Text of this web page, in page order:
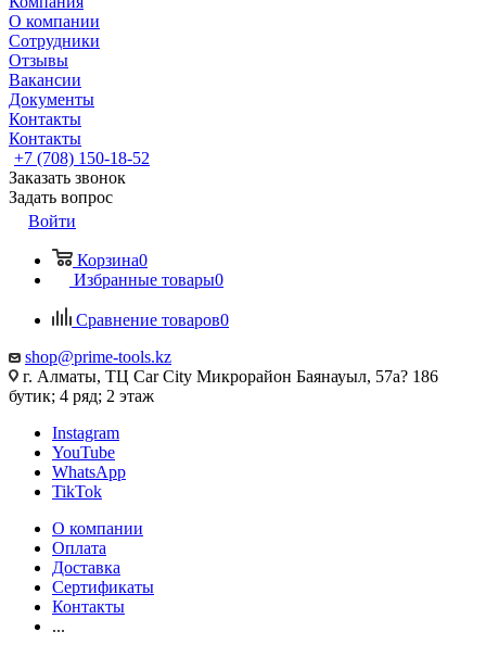
О компании
Сотрудники
Отзывы
Вакансии
Документы
Контакты
Контакты
+7 (708) 150-18-52
Заказать звонок
Задать вопрос
Войти
Корзина0
Избранные товары0
Сравнение товаров0
shop@prime-tools.kz
г. Алматы, ТЦ Car City​ ​Микрорайон Баянауыл, 57а? ​186
бутик; 4 ряд; 2 этаж
Instagram
YouTube
WhatsApp
TikTok
О компании
Оплата
Доставка
Сертификаты
Контакты
...